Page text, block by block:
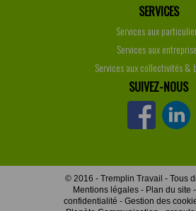
SERVICES
Services aux
Services aux
Services aux collectivités &
SUIVEZ-NOUS
© 2016 - Tremplin Travail - Tous
Mentions légales - Plan du site -
confidentialité - Gestion des